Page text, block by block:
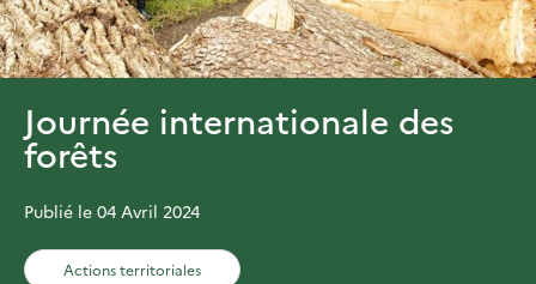
Journée internationale des
forêts
Publié le 04 Avril 2024
Actions territoriales